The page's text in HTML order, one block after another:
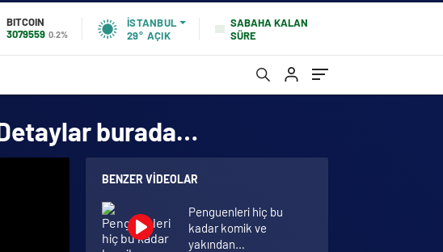
BITCOIN
3079559 0.2%
İSTANBUL
29° AÇIK
SABAHA KALAN
SÜRE
burada…
BENZER VIDEOLAR
Penguenleri hiç bu
kadar komik ve
yakından